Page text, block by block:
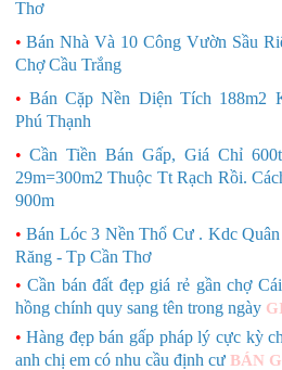
Thơ
•Bán Nhà Và 10 Công Vườn Sầu
Chợ Cầu Trắng
• Bán Cặp Nền Diện Tích 188m2
Phú Thạnh
•Cần Tiền Bán Gấp, Giá Chỉ
29m=300m2 Thuộc Tt Rạch Rồi.
900m
• Bán Lóc 3 Nền Thổ Cư . Kdc
Răng - Tp Cần Thơ
•Cần bán đất đẹp giá rẻ gần chợ
hồng chính quy sang tên trong ngày
•Hàng đẹp bán gấp pháp lý cực kỳ
anh chị em có nhu cầu định cư BÁN